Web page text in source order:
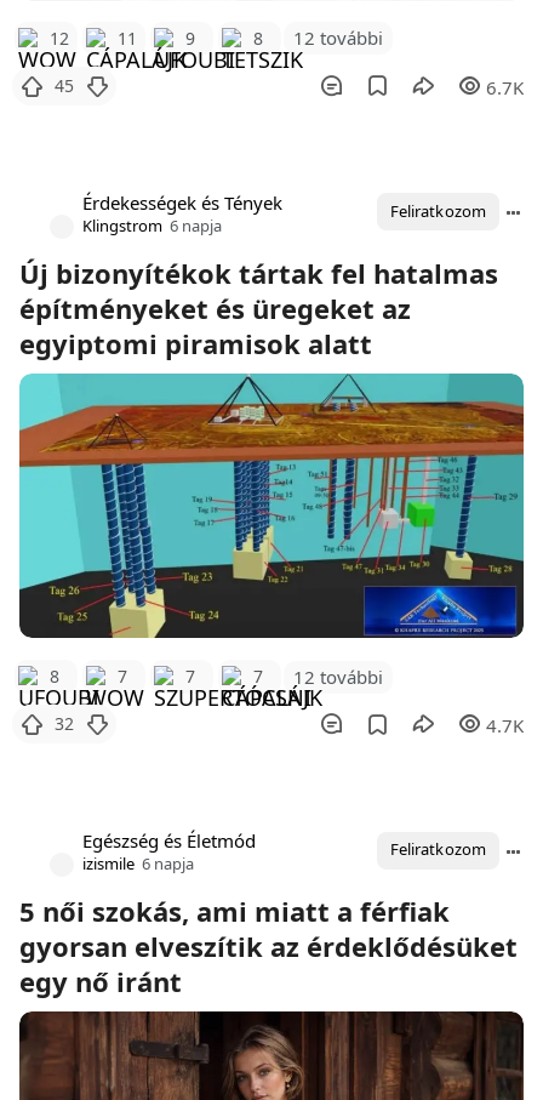
12 11 9 8 12 további
45 6.7K
Érdekességek és Tények
Klingstrom 6 napja
Feliratkozom
Új bizonyítékok tártak fel hatalmas
építményeket és üregeket az
egyiptomi piramisok alatt
8 7 7 7 12 további
32 4.7K
Egészség és Életmód
izismile 6 napja
Feliratkozom
5 női szokás, ami miatt a férfiak
gyorsan elveszítik az érdeklődésüket
egy nő iránt